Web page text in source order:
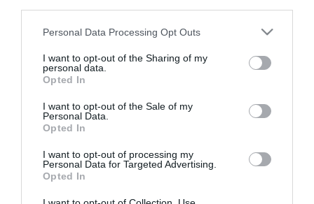
Please note that this website/app uses one or more Google
not limited to your visit or usage behaviour. You may click to
grant or deny consent to Google and its third-party tags to
use your data for below specified purposes in below Google
consent section.
Personal Data Processing Opt Outs
I want to opt-out of the Sharing of my
personal data.
Opted In
I want to opt-out of the Sale of my
Personal Data.
Opted In
I want to opt-out of processing my
Personal Data for Targeted Advertising.
Opted In